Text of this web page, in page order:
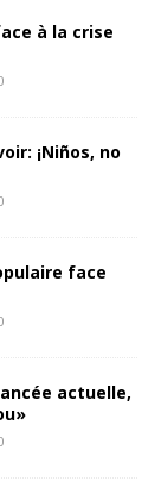
à la crise
¡Niños, no
face
actuelle,